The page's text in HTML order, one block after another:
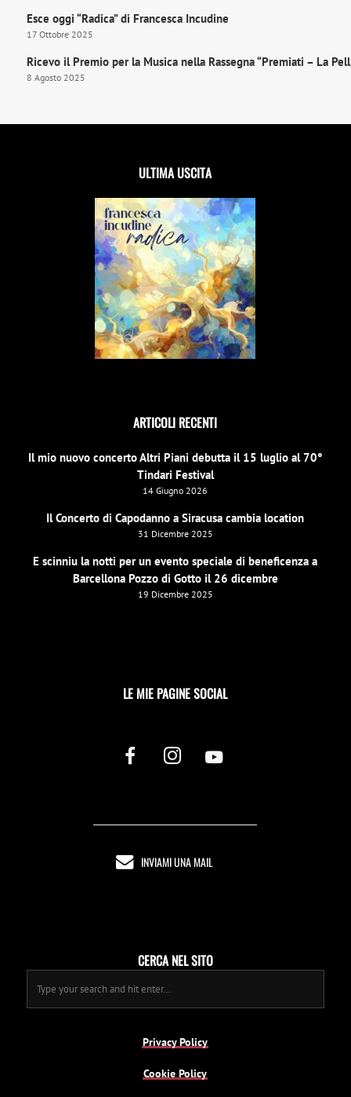
Esce oggi “Radica” di Francesca Incudine
17 Ottobre 2025
Ricevo il Premio per la Musica nella Rassegna “Premiati – La
8 Agosto 2025
ULTIMA USCITA
ARTICOLI RECENTI
Il mio nuovo concerto Altri Piani debutta il 15 luglio al 70°
Tindari Festival
14 Giugno 2026
Il Concerto di Capodanno a Siracusa cambia location
31 Dicembre 2025
E scinniu la notti per un evento speciale di beneficenza a
Barcellona Pozzo di Gotto il 26 dicembre
19 Dicembre 2025
LE MIE PAGINE SOCIAL
INVIAMI UNA MAIL
CERCA NEL SITO
Privacy Policy
Cookie Policy